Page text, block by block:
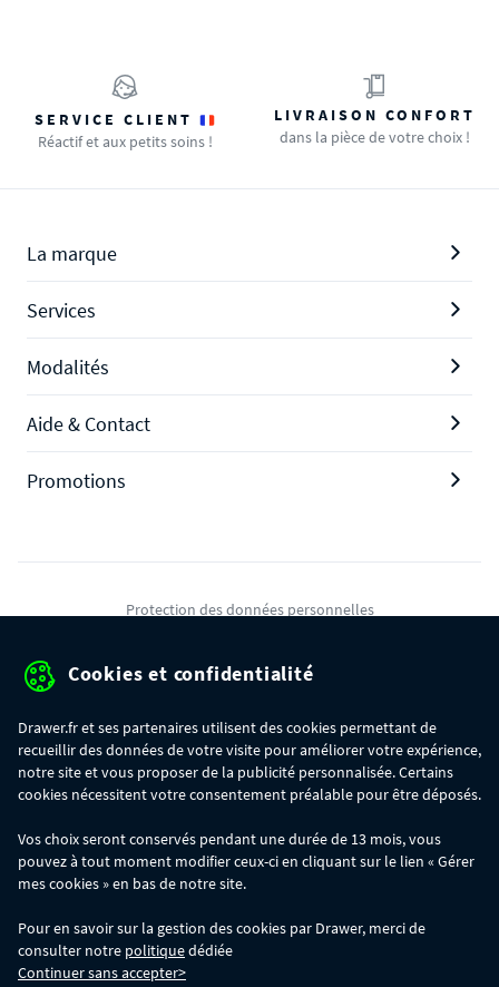
SERVICE CLIENT
Réactif et aux petits soins !
LIVRAISON CONFORT
dans la pièce de votre choix !
La marque
Services
Modalités
Aide & Contact
Promotions
Protection des données personnelles
Gérer mes cookies
commande :
- 30€ sur votre commande dès 300€ d'achat, avec le code BIKINI30
- 50€ sur votre commande dès 500€ d'achat, avec le code BIKINI50
Les codes BIKINI30, BIKINI50 et BIKINI100 ne sont valables que sur
www.drawer.fr; ils ne sont pas cumulables entre eux, ni avec d'autres codes
promotionnels. La remise se calculera automatiquement dans votre panier
lors de la saisie du code adéquat.
Cookies et confidentialité
Drawer.fr et ses partenaires utilisent des cookies permettant de
recueillir des données de votre visite pour améliorer votre expérience,
notre site et vous proposer de la publicité personnalisée. Certains
cookies nécessitent votre consentement préalable pour être déposés.
Vos choix seront conservés pendant une durée de 13 mois, vous
pouvez à tout moment modifier ceux-ci en cliquant sur le lien « Gérer
mes cookies » en bas de notre site.
Pour en savoir sur la gestion des cookies par Drawer, merci de
consulter notre politiquedédiée
Continuer sans accepter>